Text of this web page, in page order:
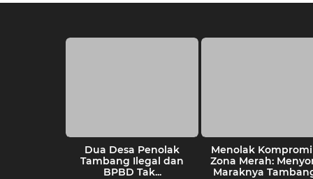
Dua Desa Penolak
Tambang Ilegal dan
BPBD Tak...
Menolak
Zona Merah:
Maraknya